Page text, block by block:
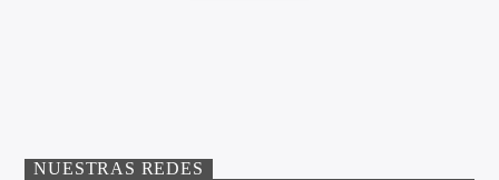
NUESTRAS REDES